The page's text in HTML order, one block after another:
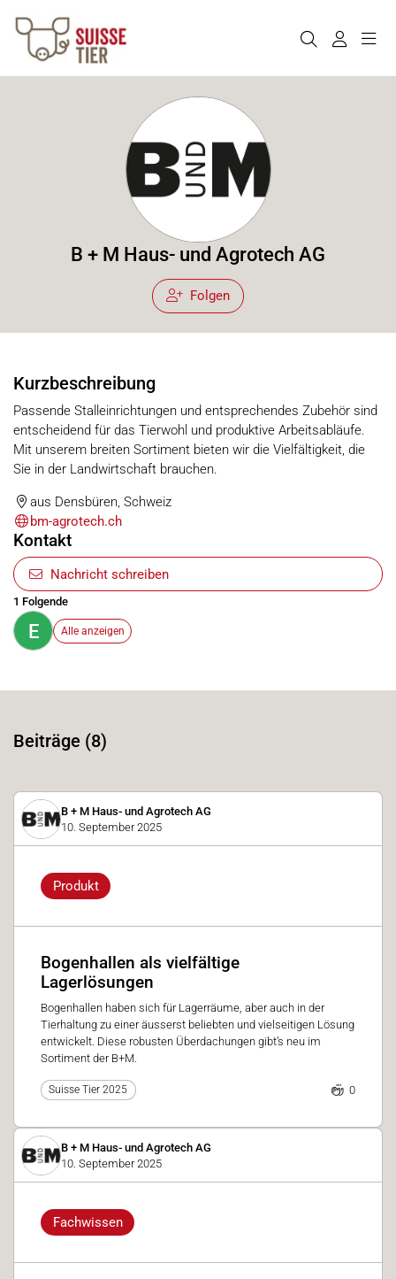
B + M Haus- und Agrotech AG
Folgen
Kurzbeschreibung
Passende Stalleinrichtungen und entsprechendes Zubehör sind
entscheidend für das Tierwohl und produktive Arbeitsabläufe.
Mit unserem breiten Sortiment bieten wir die Vielfältigkeit, die
Sie in der Landwirtschaft brauchen.
aus Densbüren, Schweiz
bm-agrotech.ch
Kontakt
Nachricht schreiben
1 Folgende
E Alle anzeigen
Beiträge (8)
B + M Haus- und Agrotech AG
10. September 2025
Produkt
Bogenhallen als vielfältige
Lagerlösungen
Bogenhallen haben sich für Lagerräume, aber auch in der
Tierhaltung zu einer äusserst beliebten und vielseitigen Lösung
entwickelt. Diese robusten Überdachungen gibt’s neu im
Sortiment der B+M.
Suisse Tier 2025 0
B + M Haus- und Agrotech AG
10. September 2025
Fachwissen